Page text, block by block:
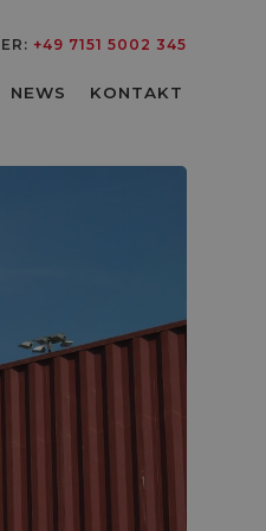
+49 7151 5002 345
NEWS KONTAKT